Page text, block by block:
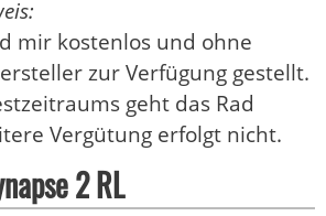
mir kostenlos und ohne
zur Verfügung gestellt.
geht das Rad
Vergütung erfolgt nicht.
2 RL